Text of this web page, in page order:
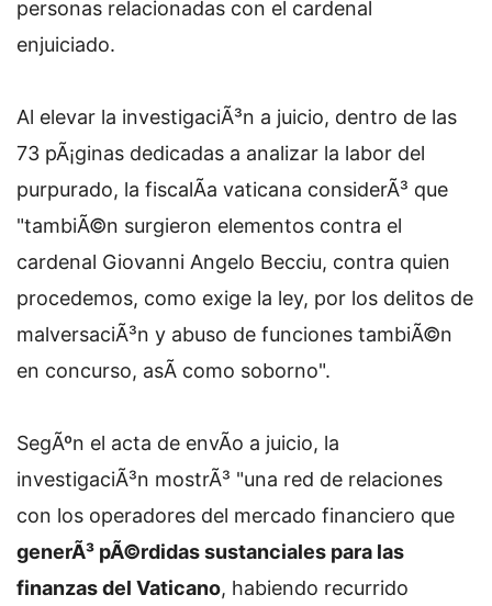
personas relacionadas con el cardenal
enjuiciado.
Al elevar la investigaciÃ³n a juicio, dentro de las
73 pÃ¡ginas dedicadas a analizar la labor del
purpurado, la fiscalÃ­a vaticana considerÃ³ que
"tambiÃ©n surgieron elementos contra el
cardenal Giovanni Angelo Becciu, contra quien
procedemos, como exige la ley, por los delitos de
malversaciÃ³n y abuso de funciones tambiÃ©n
en concurso, asÃ­ como soborno".
SegÃºn el acta de envÃ­o a juicio, la
investigaciÃ³n mostrÃ³ "una red de relaciones
con los operadores del mercado financiero que
generÃ³ pÃ©rdidas sustanciales para las
finanzas del Vaticano, habiendo recurrido